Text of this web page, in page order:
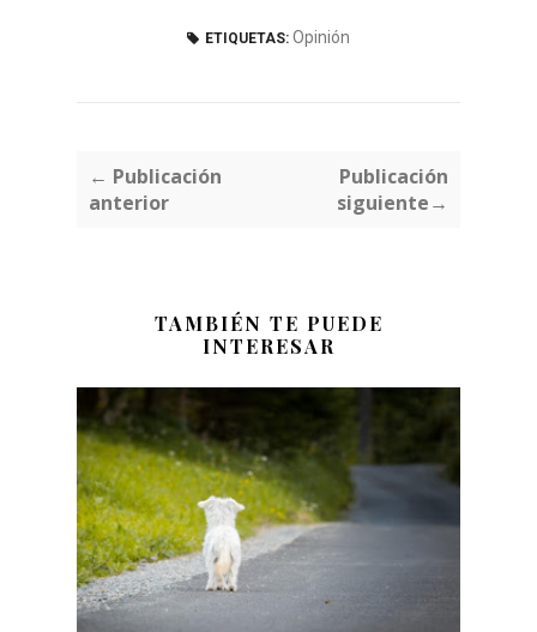
ETIQUETAS: Opinión
← Publicación
anterior
Publicación
siguiente→
TAMBIÉN TE PUEDE
INTERESAR